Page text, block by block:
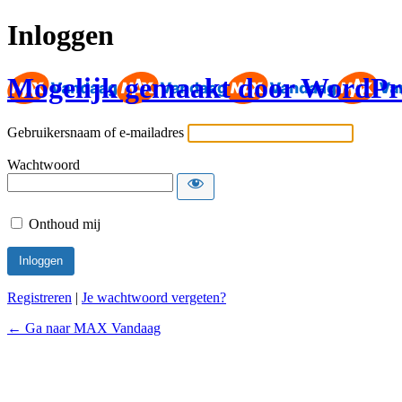
Inloggen
Mogelijk gemaakt door
Gebruikersnaam of e-mailadres
Wachtwoord
Onthoud mij
Registreren | Je wachtwoord vergeten?
← Ga naar MAX Vandaag